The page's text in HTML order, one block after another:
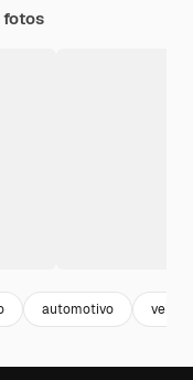
fotos
automotivo